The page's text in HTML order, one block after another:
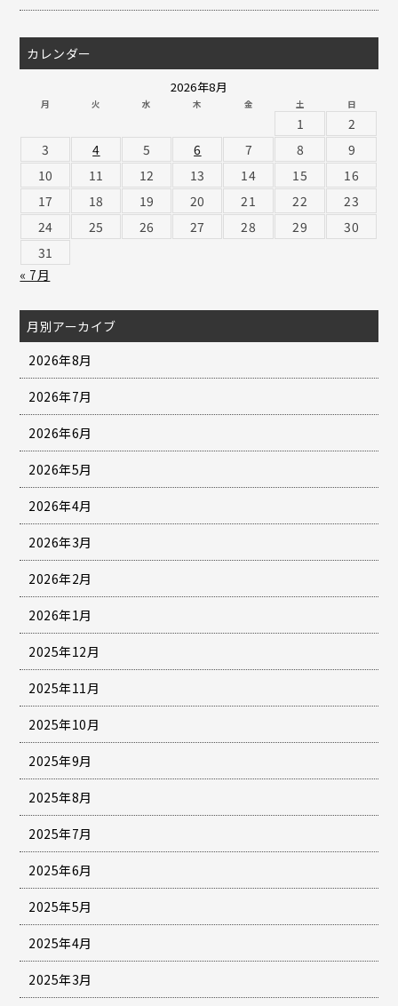
カレンダー
2026年8月
月 火 水 木 金 土 日
1
2
3
4 5 6 7 8
9
10
11 12 13 14 15
16
17
18 19 20 21 22
23
24
25 26 27 28 29
30
31
« 7月
月別アーカイブ
2026年8月
2026年7月
2026年6月
2026年5月
2026年4月
2026年3月
2026年2月
2026年1月
2025年12月
2025年11月
2025年10月
2025年9月
2025年8月
2025年7月
2025年6月
2025年5月
2025年4月
2025年3月